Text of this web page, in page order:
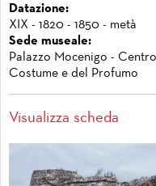
Datazione:
XIX - 1820 - 1850 - metà
Sede museale:
Palazzo Mocenigo -
Costume e del Profumo
Visualizza scheda